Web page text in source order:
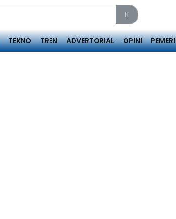
TEKNO TREN ADVERTORIAL OPINI